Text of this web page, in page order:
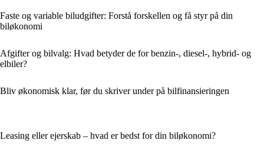
Faste og variable biludgifter: Forstå forskellen og få styr på din
biløkonomi
Afgifter og bilvalg: Hvad betyder de for benzin-, diesel-, hybrid- og
elbiler?
Bliv økonomisk klar, før du skriver under på bilfinansieringen
Leasing eller ejerskab – hvad er bedst for din biløkonomi?